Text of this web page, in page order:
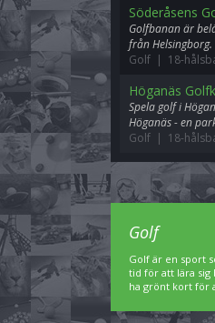
Söderåsens
Golfbanan är
från
Golf | 18-
Höganäs
Spela golf i
Höganäs - en
Golf | 18-
Golf
Golf är en sport
tid för att lära sig
ha grönt kort för